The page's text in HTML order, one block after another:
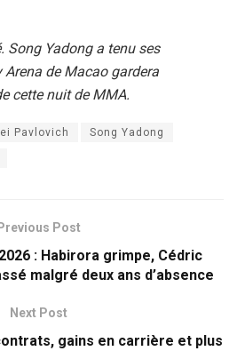
Song Yadong a tenu ses
Arena de Macao gardera
cette nuit de MMA.
Pavlovich Song Yadong
Previous Post
: Habirora grimpe, Cédric
malgré deux ans d’absence
Next Post
gains en carrière et plus